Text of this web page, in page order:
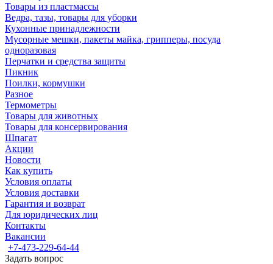
Товары из пластмассы
Ведра, тазы, товары для уборки
Кухонные принадлежности
Мусорные мешки, пакеты майка, грипперы, посуда
одноразовая
Перчатки и средства защиты
Пикник
Поилки, кормушки
Разное
Термометры
Товары для животных
Товары для консервирования
Шпагат
Акции
Новости
Как купить
Условия оплаты
Условия доставки
Гарантия и возврат
Для юридических лиц
Контакты
Вакансии
+7-473-229-64-44
Задать вопрос